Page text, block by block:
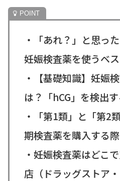
・「あれ？」と思っ
妊娠検査薬を使うベ
・【基礎知識】妊娠
は？「hCG」を検出
・「第1類」と「第2
期検査薬を購入する
・妊娠検査薬はどこ
店（ドラッグストア